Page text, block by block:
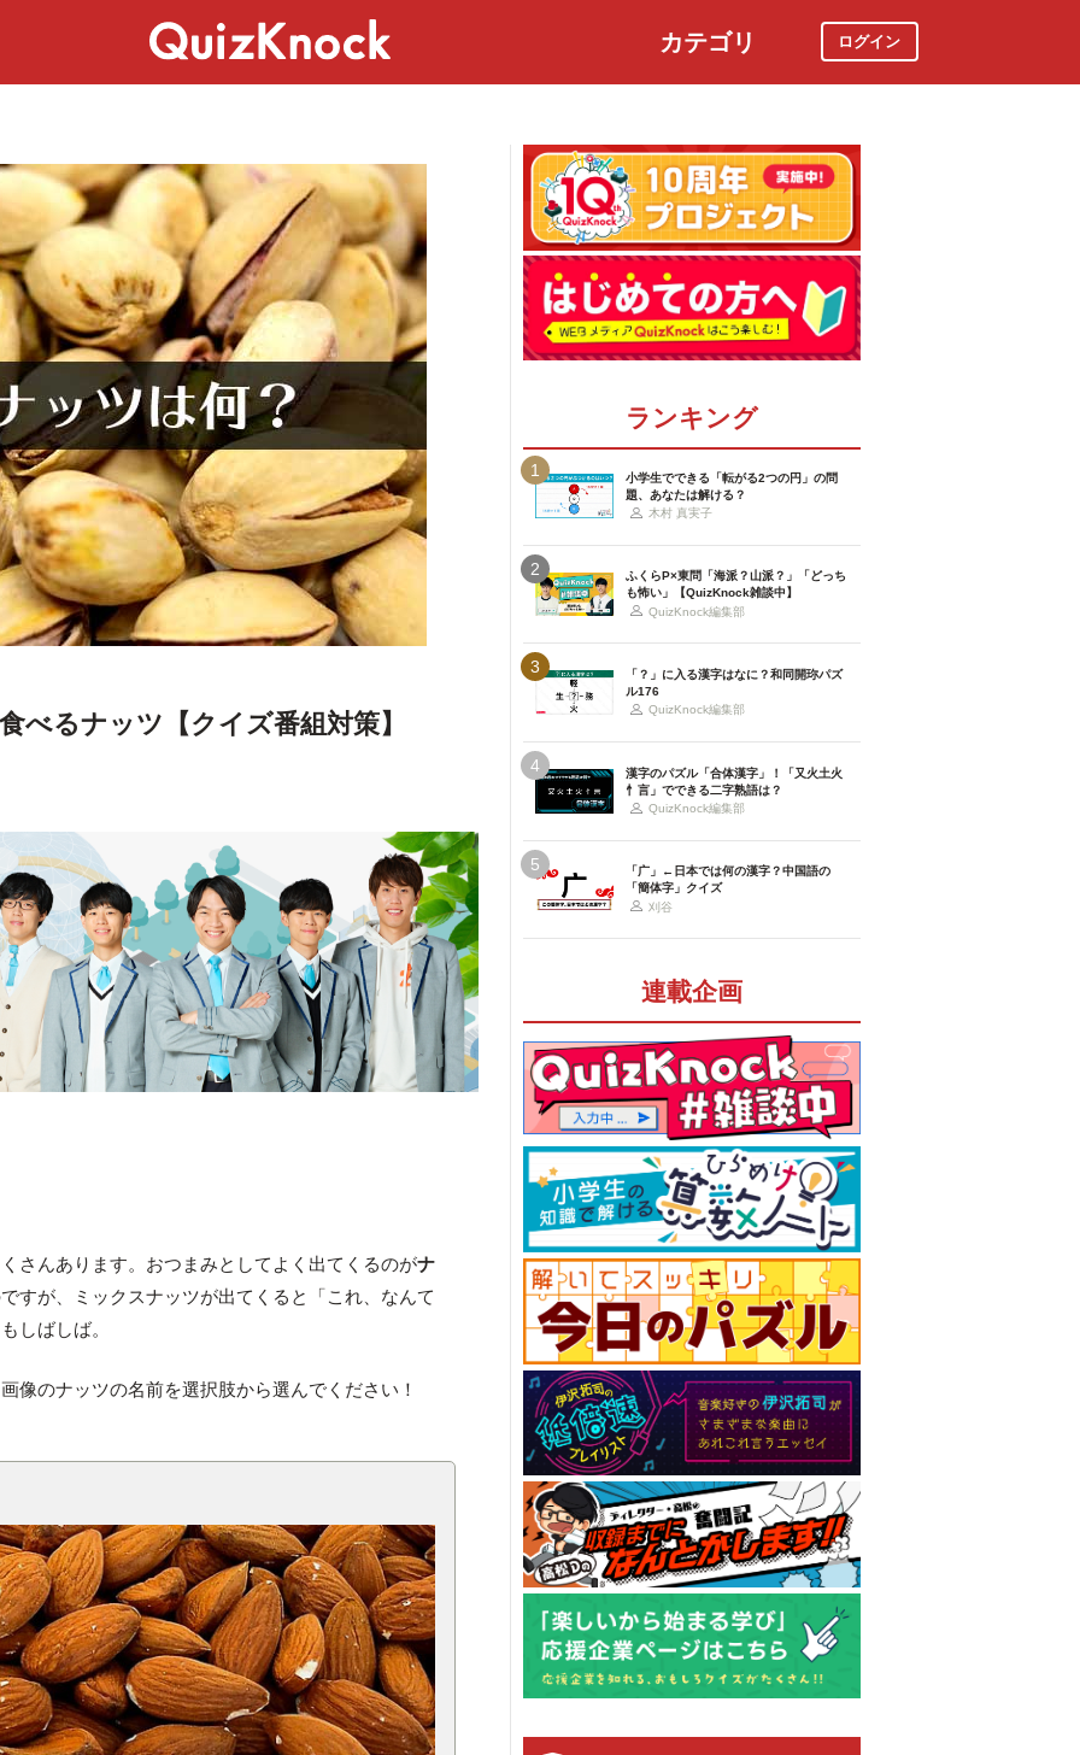
カテゴリ ログイン
べるナッツ【クイズ番組対策】
さんあります。おつまみとしてよく出てくるのがナ
すが、ミックスナッツが出てくると「これ、なんて
しばしば。
像のナッツの名前を選択肢から選んでください！
ランキング
1
小学生でできる「転がる2つの円」の問
題、あなたは解ける？
木村 真実子
2
ふくらP×東問「海派？山派？」「どっち
も怖い」【QuizKnock雑談中】
QuizKnock編集部
3
「？」に入る漢字はなに？和同開珎パズ
ル176
QuizKnock編集部
4
漢字のパズル「合体漢字」！「又火土火
忄言」でできる二字熟語は？
QuizKnock編集部
5
「广」←日本では何の漢字？中国語の
「簡体字」クイズ
刈谷
連載企画